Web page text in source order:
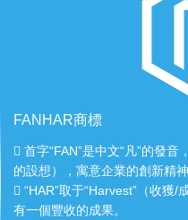
FANHAR商標
首字“FAN”是中文“凡”的發
的設想），寓意企業的創新精神
“HAR”取于“Harvest”（收獲
有一個豐收的成果。